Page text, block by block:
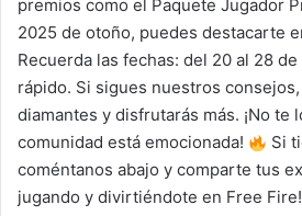
premios como el Paquete Jugador
2025 de otoño, puedes destacarte
Recuerda las fechas: del 20 al 28
rápido. Si sigues nuestros
diamantes y disfrutarás más. ¡No te
comunidad está emocionada!
Si
coméntanos abajo y comparte tus
jugando y divirtiéndote en Free Fire!